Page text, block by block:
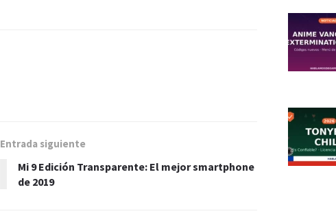
Entrada siguiente
Mi 9 Edición Transparente: El mejor smartphone
de 2019